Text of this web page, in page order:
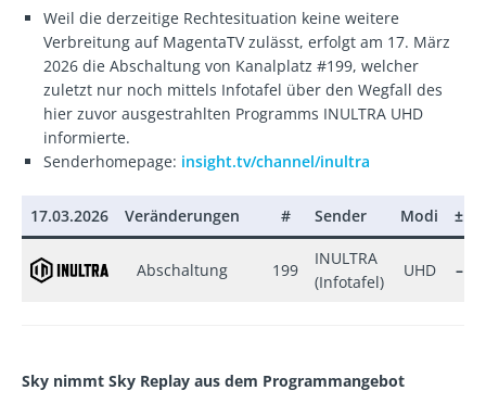
Weil die derzeitige Rechtesituation keine weitere
Verbreitung auf MagentaTV zulässt, erfolgt am 17. März
2026 die Abschaltung von Kanalplatz #199, welcher
zuletzt nur noch mittels Infotafel über den Wegfall des
hier zuvor ausgestrahlten Programms INULTRA UHD
informierte.
Senderhomepage: insight.tv/channel/inultra
17.03.2026 Veränderungen # Sender Modi ±
Abschaltung 199
INULTRA
(Infotafel)
UHD –
Sky nimmt Sky Replay aus dem Programmangebot